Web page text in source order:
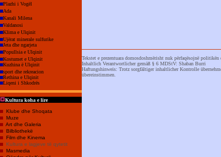
Plazhi i Vogël
Ada
Kanali Milena
Valdanosi
Klima e Ulqinit
Ujërat minerale sulfurike
Jeta dhe ngarjeta
Popullsia e Ulqinit
Kostumet e Ulqinit
Kuzhina ë Ulqinit
sport dhe rekreacion
Rethina e Ulqinit
Liqeni i Shkodrës
Kultura koha e lire
Klube dhe Shoqata
Muze
Art dhe Galeria
Bilbliothekë
Film dhe Kinema
Kultura e lagjeve të qytetit
Masmedia
Tekstet e prezentuara domosdoshmërisht nuk përfaqësojnë politikën
Inhaltlich Verantwortlicher gemäß § 6 MDStV: Shaban Burri
Haftungshinweis: Trotz sorgfältiger inhaltlicher Kontrolle
übereinstimmen.